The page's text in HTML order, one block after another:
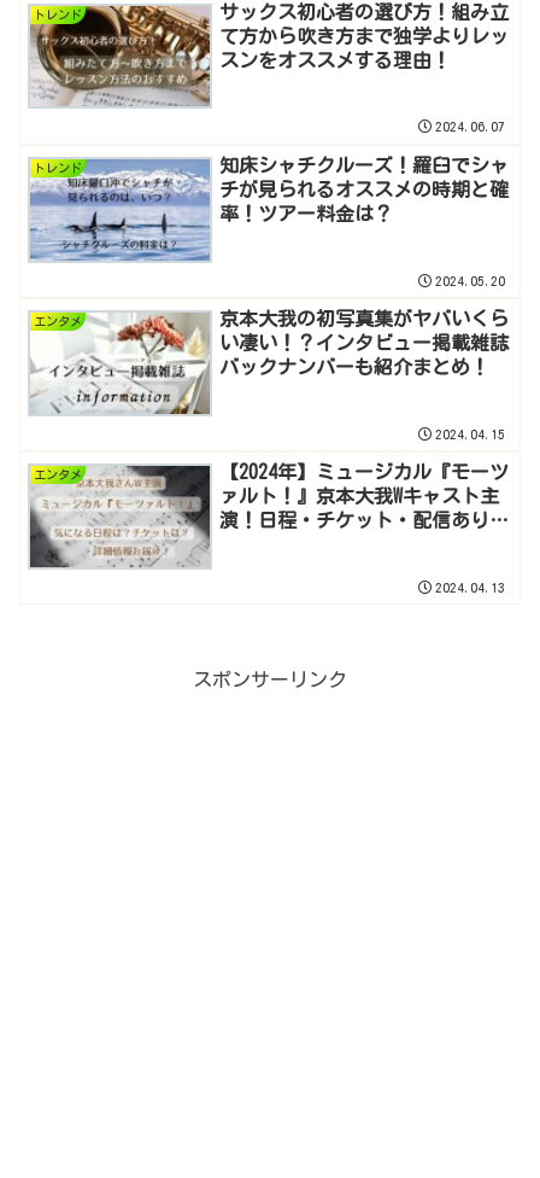
トレンド
サックス初心者の選び方！組み立
て方から吹き方まで独学よりレッ
スンをオススメする理由！
2024.06.07
トレンド
知床シャチクルーズ！羅臼でシャ
チが見られるオススメの時期と確
率！ツアー料金は？
2024.05.20
エンタメ
京本大我の初写真集がヤバいくら
い凄い！？インタビュー掲載雑誌
バックナンバーも紹介まとめ！
2024.04.15
エンタメ
【2024年】ミュージカル『モーツ
ァルト！』京本大我Wキャスト主
演！日程・チケット・配信あり！
2024.04.13
スポンサーリンク